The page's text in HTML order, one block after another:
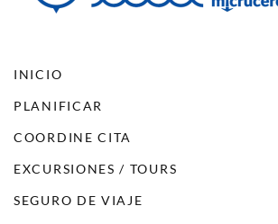
INICIO
PLANIFICAR
COORDINE CITA
EXCURSIONES / TOURS
SEGURO DE VIAJE